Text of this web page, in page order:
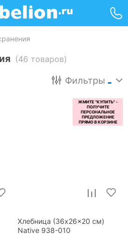
(46 товаров)
Фильтры
Хлебница (36x26x20 см)
Native 938-010